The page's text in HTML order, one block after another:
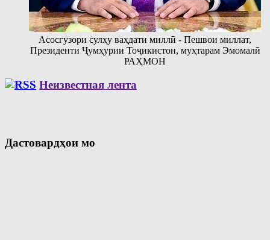
Асосгузори сулҳу ваҳдати миллӣ - Пешвои миллат,
Президенти Ҷумҳурии Тоҷикистон, муҳтарам Эмомалӣ
РАҲМОН
Неизвестная лента
Дастовардҳои мо